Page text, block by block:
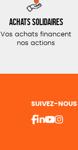
Achats solidaires
Vos achats financent
nos actions
SUIVEZ-NOUS